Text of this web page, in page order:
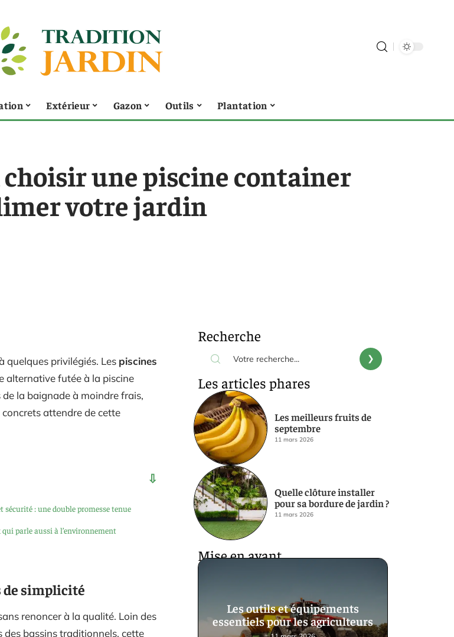
Extérieur Gazon Outils Plantation
une piscine container
votre jardin
quelques privilégiés. Les piscines
alternative futée à la piscine
la baignade à moindre frais,
attendre de cette
sécurité : une double promesse tenue
parle aussi à l’environnement
de simplicité
renoncer à la qualité. Loin des
bassins traditionnels, cette
Recherche
Les articles phares
Les meilleurs fruits de
septembre
11 mars 2026
Quelle clôture installer
pour sa bordure de jardin ?
11 mars 2026
Mise en avant
Les outils et équipements
essentiels pour les agriculteurs